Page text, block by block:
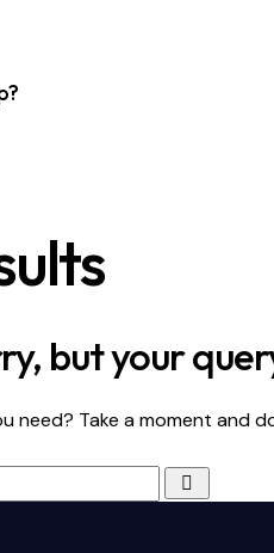
but your
need? Take a moment and